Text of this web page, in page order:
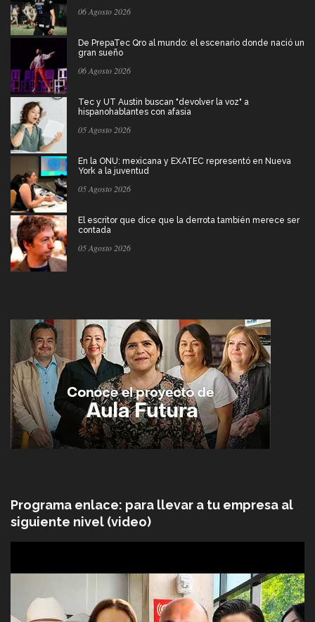
06 Agosto 2026
De PrepaTec Qro al mundo: el escenario donde nació un
gran sueño
06 Agosto 2026
Tec y UT Austin buscan "devolver la voz" a
hispanohablantes con afasia
05 Agosto 2026
En la ONU: mexicana y EXATEC representó en Nueva
York a la juventud
05 Agosto 2026
El escritor que dice que la derrota también merece ser
contada
05 Agosto 2026
Programa enlace: para llevar a tu empresa al
siguiente nivel (video)